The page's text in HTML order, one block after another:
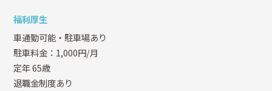
福利厚生
車通勤可能・駐車場あり
駐車料金：1,000円/月
定年 65歳
退職金制度あり